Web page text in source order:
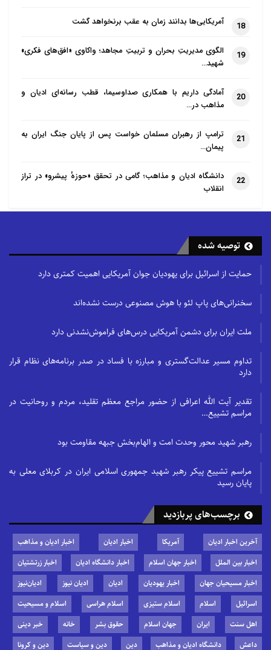
18 آمریکایی‌ها بدانند زمان به عقب برنخواهد گشت
19
الگوی مدیریتِ بحران و تربیتِ مجاهد؛ واکاوی «افق‌های فکری»
شهید…
20
آمادگی داریم با همکاری صداوسیما، قطب رسانه‌ای ادیان و
مذاهب در…
21
ترامپ از رهبران مسلمان خواست پس از پایان جنگ ایران به
پیمان…
22
دانشگاه ادیان و مذاهب؛ گامی در تحقق «حوزهٔ پیشرو» در تراز
انقلاب
توصیه شده
حمایت از اسرائیل برای یهودیان جوان آمریکایی اهمیت کمتری دارد
سخنرانی‌های پاپ لئو با هوش مصنوعی درست نشده‌اند
ملت ایران برای دشمن آمریکایی درس‌های فراموش‌نشدنی دارد
تداوم مسیر عدالت‌گستری و مبارزه با فساد در صدر برنامه‌های نظام قرار
دارد
تقدیر آیت الله اعرافی از حضور مراجع معظم تقلید، مردم و روحانیت در
مراسم تشییع…
رهبر شهید محور وحدت امت و الهام‌بخش جبهه مقاومت بود
مراسم تشییع پیکر رهبر شهید جمهوری اسلامی ایران در کربلای معلی به
پایان رسید
برچسب‌های پربازدید
آخرین اخبار ادیان آمریکا اخبار ادیان
اخبار ادیان و مذاهب
اخبار بین الملل
اخبار جهان اسلام اخبار دانشگاه ادیان
اخبار زرتشتیان
اخبار مسیحیان جهان
اخبار یهودیان ادیان ادیان نیوز
ادیان‌نیوز
اسرائیل
اسلام اسلام ستیزی اسلام هراسی
اسلام و مسیحیت
اهل سنت
ایران جهان اسلام حقوق بشر خانه
خبر دینی
داعش
دانشگاه ادیان و مذاهب دین دین و سیاست دین و کرونا